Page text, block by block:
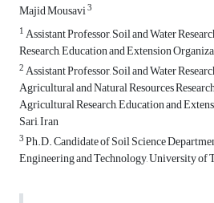
Majid Mousavi3
1Assistant Professor, Soil and Water
Research, Education and Extension
2Assistant Professor, Soil and Water
Agricultural and Natural Resources
Agricultural Research, Education and
Sari, Iran
3Ph.D. Candidate of Soil Science
Engineering and Technology, University of